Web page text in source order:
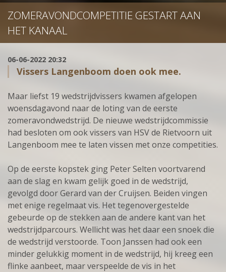
ZOMERAVONDCOMPETITIE GESTART AAN
HET KANAAL
06-06-2022 20:32
Vissers Langenboom doen ook mee.
Maar liefst 19 wedstrijdvissers kwamen afgelopen
woensdagavond naar de loting van de eerste
zomeravondwedstrijd. De nieuwe wedstrijdcommissie
had besloten om ook vissers van HSV de Rietvoorn uit
Langenboom mee te laten vissen met onze competities.
Op de eerste kopstek ging Peter Selten voortvarend
aan de slag en kwam gelijk goed in de wedstrijd,
gevolgd door Gerard van der Cruijsen. Beiden vingen
met enige regelmaat vis. Het tegenovergestelde
gebeurde op de stekken aan de andere kant van het
wedstrijdparcours. Wellicht was het daar een snoek die
de wedstrijd verstoorde. Toon Janssen had ook een
minder gelukkig moment in de wedstrijd, hij kreeg een
flinke aanbeet, maar verspeelde de vis in het